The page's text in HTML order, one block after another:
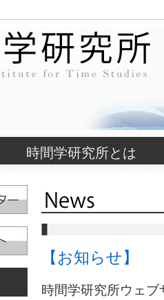
時間学研究所とは
【お知らせ】
時間学研究所ウェ